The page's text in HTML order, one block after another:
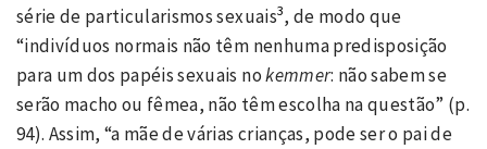
série de particularismos sexuais3, de modo que
“indivíduos normais não têm nenhuma predisposição
para um dos papéis sexuais nokemmer: não sabem se
serão macho ou fêmea, não têm escolha na questão” (p.
94). Assim, “a mãe de várias crianças, pode ser o pai de